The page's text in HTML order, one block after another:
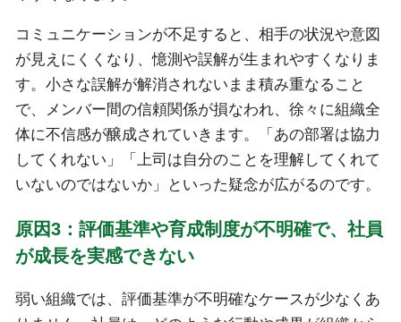
コミュニケーションが不足すると、相手の状況や意図
が見えにくくなり、憶測や誤解が生まれやすくなりま
す。小さな誤解が解消されないまま積み重なること
で、メンバー間の信頼関係が損なわれ、徐々に組織全
体に不信感が醸成されていきます。「あの部署は協力
してくれない」「上司は自分のことを理解してくれて
いないのではないか」といった疑念が広がるのです。
原因3：評価基準や育成制度が不明確で、社員
が成長を実感できない
弱い組織では、評価基準が不明確なケースが少なくあ